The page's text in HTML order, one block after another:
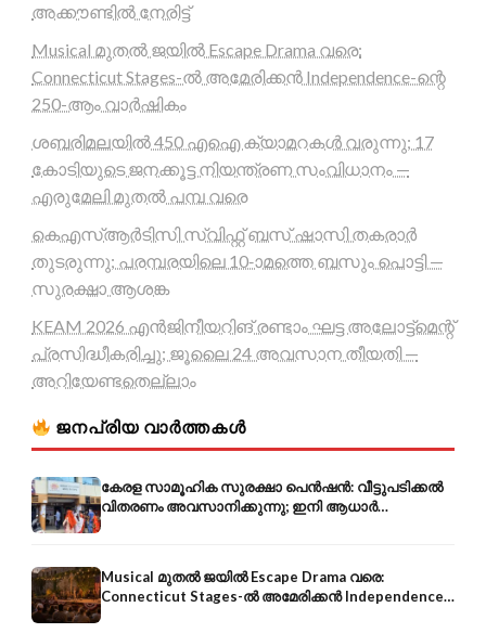
അക്കൗണ്ടിൽ നേരിട്ട്
Musical മുതൽ ജയിൽ Escape Drama വരെ:
Connecticut Stages-ൽ അമേരിക്കൻ Independence-ന്റെ
250-ആം വാർഷികം
ശബരിമലയിൽ 450 എഐ ക്യാമറകൾ വരുന്നു; 17
കോടിയുടെ ജനക്കൂട്ട നിയന്ത്രണ സംവിധാനം —
എരുമേലി മുതൽ പമ്പ വരെ
കെഎസ്ആർടിസി സ്വിഫ്റ്റ് ബസ് ഷാസി തകരാർ
തുടരുന്നു; പരമ്പരയിലെ 10-ാമത്തെ ബസും പൊട്ടി —
സുരക്ഷാ ആശങ്ക
KEAM 2026 എൻജിനീയറിങ് രണ്ടാം ഘട്ട അലോട്ട്മെന്റ്
പ്രസിദ്ധീകരിച്ചു; ജൂലൈ 24 അവസാന തീയതി —
അറിയേണ്ടതെല്ലാം
ജനപ്രിയ വാർത്തകൾ
കേരള സാമൂഹിക സുരക്ഷാ പെൻഷൻ: വീട്ടുപടിക്കൽ
വിതരണം അവസാനിക്കുന്നു; ഇനി ആധാർ
അക്കൗണ്ടിൽ നേരിട്ട്
Musical മുതൽ ജയിൽ Escape Drama വരെ:
Connecticut Stages-ൽ അമേരിക്കൻ Independence-
ന്റെ 250-ആം വാർഷികം